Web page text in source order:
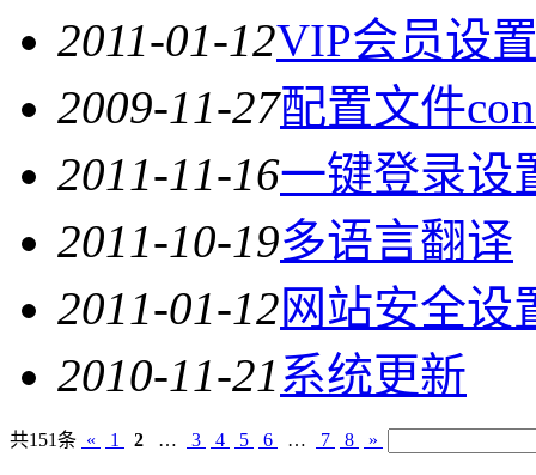
2011-01-12VIP会员设
2009-11-27配置文件
2011-11-16一键登录设
2011-10-19多语言翻译
2011-01-12网站安全设
2010-11-21系统更新
共151条 « 1 2 … 3 4 5 6 … 7 8 »